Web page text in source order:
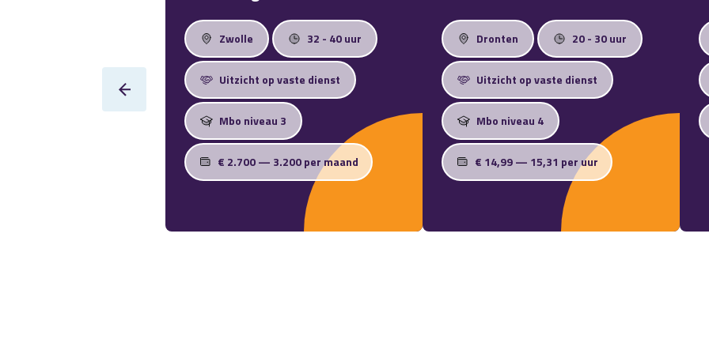
Zwolle 32 - 40 uur
Uitzicht op vaste dienst
Mbo niveau 3
€ 2.700 — 3.200 per maand
Dronten 20 - 30 uur
Uitzicht op vaste dienst
Mbo niveau 4
€ 14,99 — 15,31 per uur